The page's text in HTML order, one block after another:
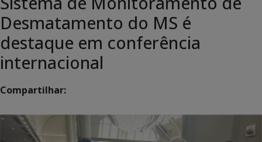
Desmatamento do MS é
destaque em conferência
internacional
Compartilhar: